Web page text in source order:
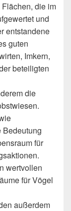
die im
und
entstandene
guten
Imkern,
beteiligten
die
Bedeutung
für
wertvollen
für Vögel
außerdem